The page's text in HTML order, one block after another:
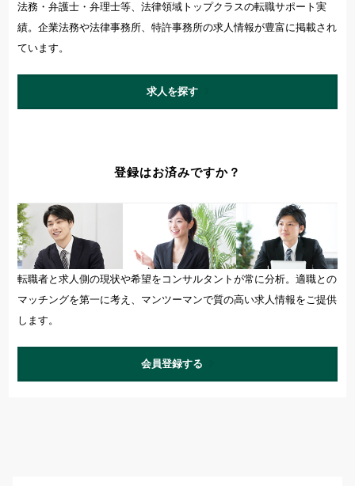
法務・弁護士・弁理士等、法律領域トップクラスの転職サポート実
績。企業法務や法律事務所、特許事務所の求人情報が豊富に掲載され
ています。
求人を探す
登録はお済みですか？
転職者と求人側の現状や希望をコンサルタントが常に分析。適職との
マッチングを第一に考え、マンツーマンで質の高い求人情報をご提供
します。
会員登録する